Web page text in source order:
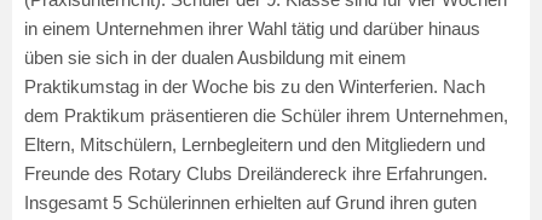
in einem Unternehmen ihrer Wahl tätig und darüber hinaus
üben sie sich in der dualen Ausbildung mit einem
Praktikumstag in der Woche bis zu den Winterferien. Nach
dem Praktikum präsentieren die Schüler ihrem Unternehmen,
Eltern, Mitschülern, Lernbegleitern und den Mitgliedern und
Freunde des Rotary Clubs Dreiländereck ihre Erfahrungen.
Insgesamt 5 Schülerinnen erhielten auf Grund ihren guten